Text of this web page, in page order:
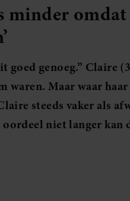
minder
genoeg.” Claire
waren. Maar waar
steeds vaker als
niet langer kan